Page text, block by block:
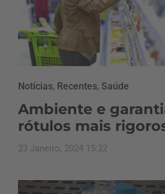
Notícias, Recentes, Saúde
Ambiente e
rótulos mais
23 Janeiro, 2024 15:22